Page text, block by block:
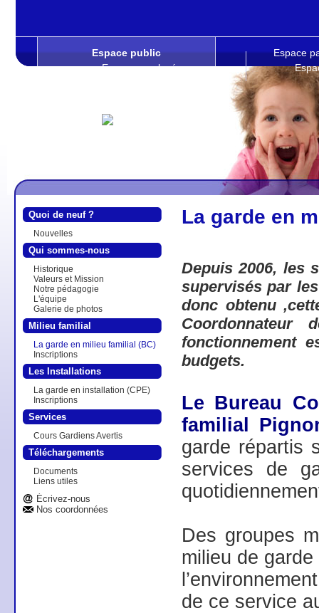
Espace public
Espace
Espace employés
Quoi de neuf ?
Nouvelles
Qui sommes-nous
Historique
Valeurs et Mission
Notre pédagogie
L'équipe
Galerie de photos
Milieu familial
La garde en milieu familial (BC)
Inscriptions
Les Installations
La garde en installation (CPE)
Inscriptions
Services
Cours Gardiens Avertis
Téléchargements
Documents
Liens utiles
Écrivez-nous
Nos coordonnées
La garde en
Depuis 2006, les
supervisés par
donc obtenu
fonctionnement
budgets.
Le Bureau
familial
garde répartis
services de
Des groupes
milieu de
de ce service